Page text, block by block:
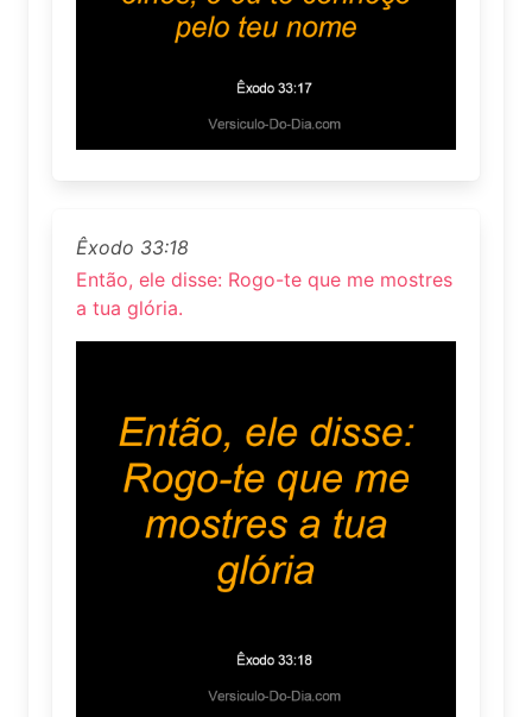
Êxodo 33:18
Então, ele disse: Rogo-te que me mostres
a tua glória.